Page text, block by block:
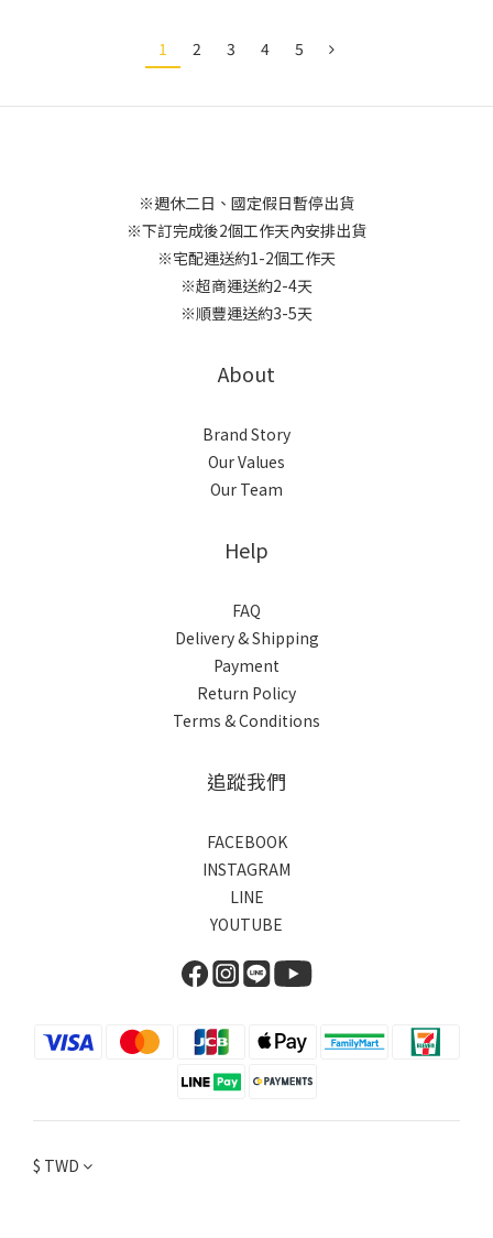
1 2 3 4 5
※週休二日、國定假日暫停出貨
※下訂完成後2個工作天內安排出貨
※宅配運送約1-2個工作天
※超商運送約2-4天
※順豐運送約3-5天
About
Brand Story
Our Values
Our Team
Help
FAQ
Delivery & Shipping
Payment
Return Policy
Terms & Conditions
追蹤我們
FACEBOOK
INSTAGRAM
LINE
YOUTUBE
$ TWD